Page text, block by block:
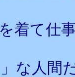
着て仕
な人間